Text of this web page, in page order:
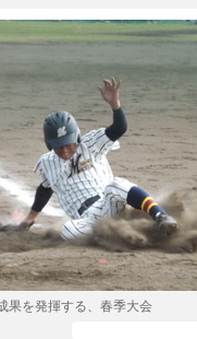
まとめ
写真
スポーツ
文化
出版／映画
ファッション
写真
政治
果を発揮する、春季大会